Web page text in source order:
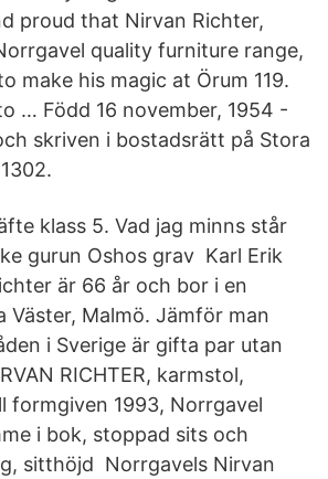
proud that Nirvan Richter,
quality furniture range,
make his magic at Örum 119.
… Född 16 november, 1954 -
skriven i bostadsrätt på Stora
klass 5. Vad jag minns står
gurun Oshos grav Karl Erik
är 66 år och bor i en
Väster, Malmö. Jämför man
i Sverige är gifta par utan
RICHTER, karmstol,
formgiven 1993, Norrgavel
i bok, stoppad sits och
sitthöjd Norrgavels Nirvan